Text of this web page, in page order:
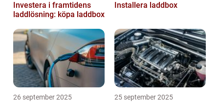
Investera i framtidens
laddlösning: köpa laddbox
Installera laddbox
26 september 2025 25 september 2025